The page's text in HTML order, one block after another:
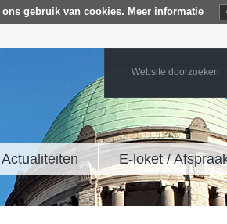
gebruik van cookies. Meer informatie
Actualiteiten E-loket /